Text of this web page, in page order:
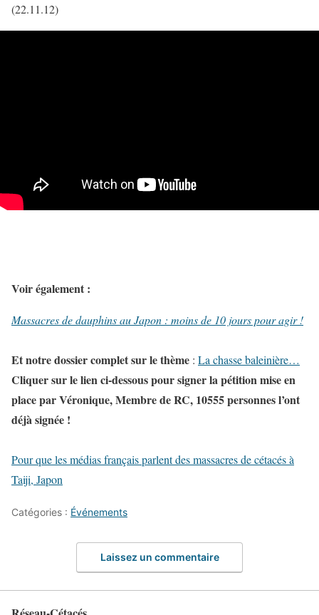
(22.11.12)
Voir également :
Massacres de dauphins au Japon : moins de 10 jours pour agir !
Et notre dossier complet sur le thème : La chasse baleinière…
Cliquer sur le lien ci-dessous pour signer la pétition mise en
place par Véronique, Membre de RC, 10555 personnes l’ont
déjà signée !
Pour que les médias français parlent des massacres de cétacés à
Taiji, Japon
Catégories : Événements
Laissez un commentaire